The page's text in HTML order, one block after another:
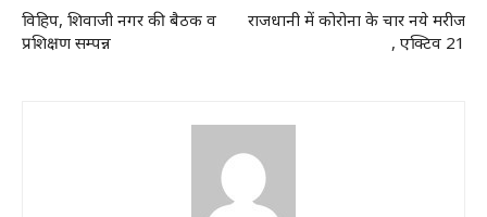
विहिप, शिवाजी नगर की बैठक व
प्रशिक्षण सम्पन्न
राजधानी में कोरोना के चार नये मरीज
, एक्टिव 21